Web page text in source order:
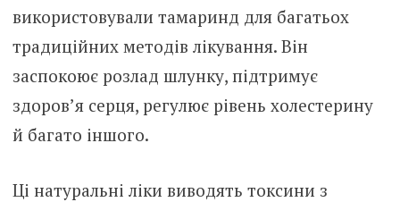
використовували тамаринд для багатьох
традиційних методів лікування. Він
заспокоює розлад шлунку, підтримує
здоров’я серця, регулює рівень холестерину
й багато іншого.
Ці натуральні ліки виводять токсини з